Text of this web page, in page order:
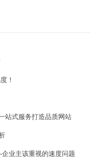
！
站式服务打造品质网站
业主该重视的速度问题